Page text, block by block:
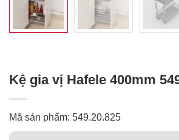
Kệ gia vị Hafele 400mm
Mã sản phẩm: 549.20.825